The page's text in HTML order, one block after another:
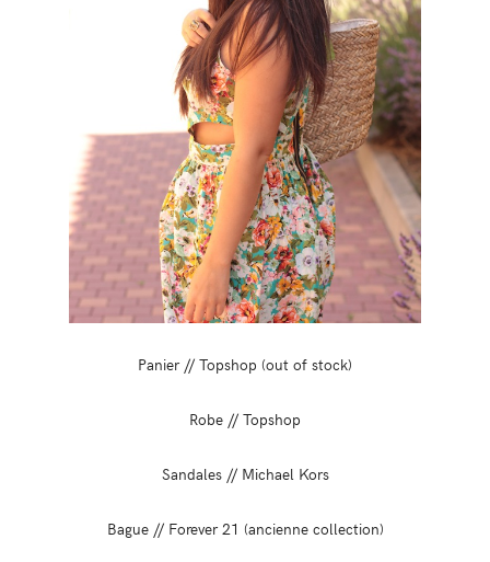
Panier // Topshop (out of stock)
Robe // Topshop
Sandales // Michael Kors
Bague // Forever 21 (ancienne collection)